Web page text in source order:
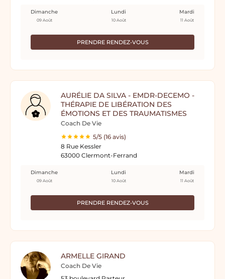
PRENDRE RENDEZ-VOUS
Dimanche
09 Août
Lundi
10 Août
Mardi
11 Août
AURÉLIE DA SILVA - EMDR-DECEMO -
THÉRAPIE DE LIBÉRATION DES
ÉMOTIONS ET DES TRAUMATISMES
Coach De Vie
5/5 (16 avis)
8 Rue Kessler
63000 Clermont-Ferrand
PRENDRE RENDEZ-VOUS
Dimanche
09 Août
Lundi
10 Août
Mardi
11 Août
ARMELLE GIRAND
Coach De Vie